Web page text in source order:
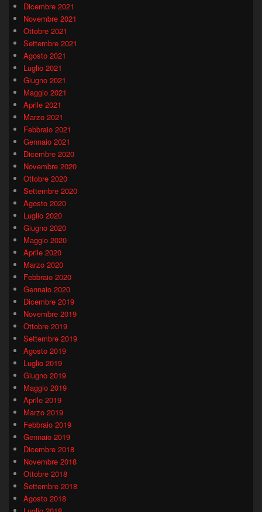
Dicembre 2021
Novembre 2021
Ottobre 2021
Settembre 2021
Agosto 2021
Luglio 2021
Giugno 2021
Maggio 2021
Aprile 2021
Marzo 2021
Febbraio 2021
Gennaio 2021
Dicembre 2020
Novembre 2020
Ottobre 2020
Settembre 2020
Agosto 2020
Luglio 2020
Giugno 2020
Maggio 2020
Aprile 2020
Marzo 2020
Febbraio 2020
Gennaio 2020
Dicembre 2019
Novembre 2019
Ottobre 2019
Settembre 2019
Agosto 2019
Luglio 2019
Giugno 2019
Maggio 2019
Aprile 2019
Marzo 2019
Febbraio 2019
Gennaio 2019
Dicembre 2018
Novembre 2018
Ottobre 2018
Settembre 2018
Agosto 2018